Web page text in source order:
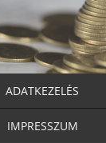
ADATKEZELÉS
IMPRESSZUM